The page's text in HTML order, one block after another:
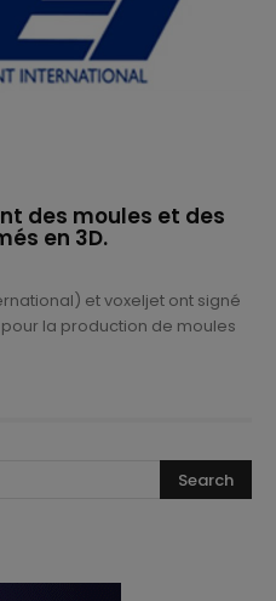
des moules et des
en 3D.
et voxeljet ont signé
la production de moules